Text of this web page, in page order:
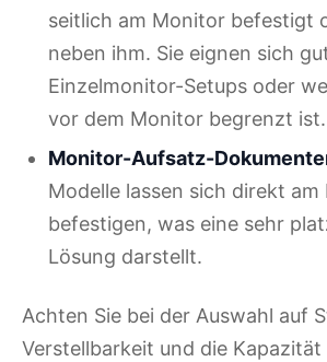
seitlich am Monitor befestigt
neben ihm. Sie eignen sich
Einzelmonitor-Setups oder
vor dem Monitor begrenzt ist.
Monitor-Aufsatz-
Modelle lassen sich direkt
befestigen, was eine sehr
Lösung darstellt.
Achten Sie bei der Auswahl auf
Verstellbarkeit und die Kapazität